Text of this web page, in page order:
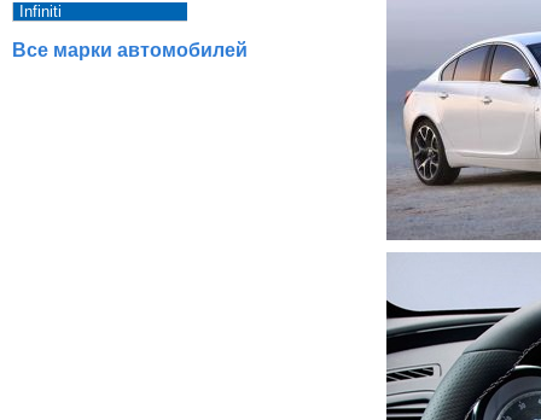
Infiniti
Все марки автомобилей